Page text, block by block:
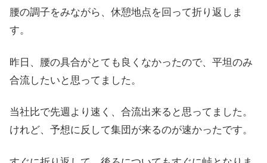
腰の調子をみながら、休憩地点を回って折り返しま
す。
昨日、腰の具合がとても良くなかったので、平坦のみ
合流したいと思ってました。
当社比で先週より速く、合流出来ると思ってました。
けれど、予想に反して集団が来るのが速かったです。